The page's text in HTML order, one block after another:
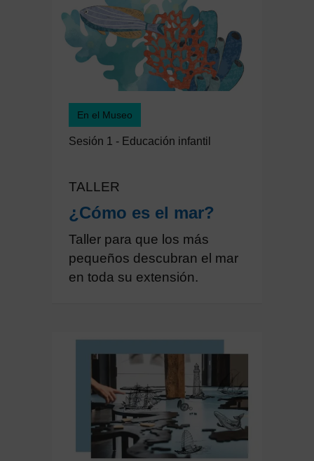
En el Museo
Sesión 1 - Educación infantil
TALLER
¿Cómo es el mar?
Taller para que los más
pequeños descubran el mar
en toda su extensión.